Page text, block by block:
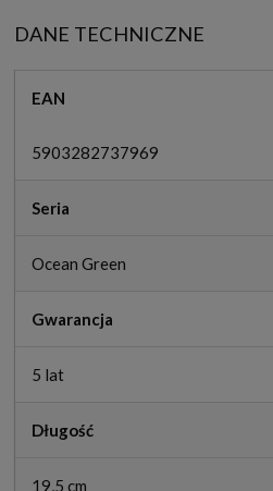
DANE TECHNICZNE
EAN
5903282737969
Seria
Ocean Green
Gwarancja
5 lat
Długość
19,5 cm